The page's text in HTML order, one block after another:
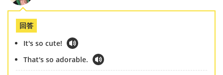
回答
It's so cute!
That's so adorable.